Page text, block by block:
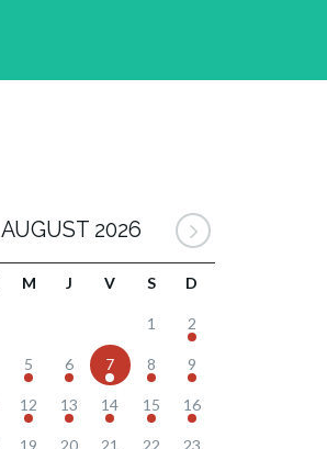
AUGUST 2026
M J V S D
1 2
5 6 7 8 9
12 13 14 15 16
19 20 21 22 23